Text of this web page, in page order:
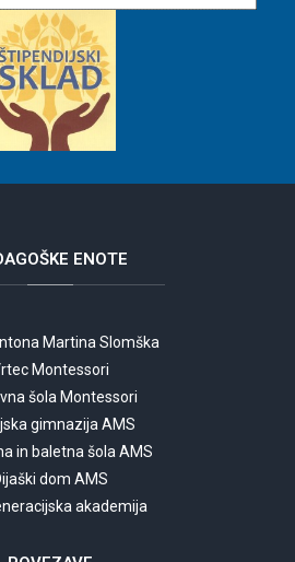
ENOTE
Martina Slomška
Montessori
šola Montessori
gimnazija AMS
in baletna šola AMS
dom AMS
akademija